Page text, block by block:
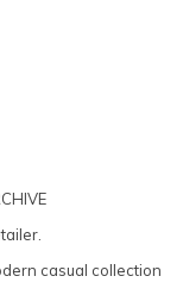
casual collection